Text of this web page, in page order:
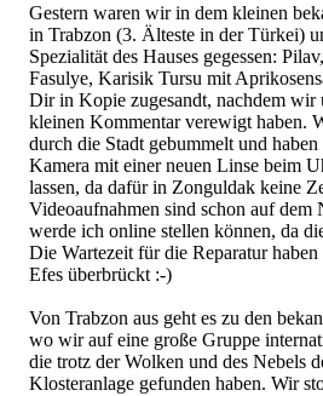
Gestern waren wir in dem kleinen
in Trabzon (3. Älteste in der Türkei)
Spezialität des Hauses gegessen:
Fasulye, Karisik Tursu mit
Dir in Kopie zugesandt, nachdem wir
kleinen Kommentar verewigt haben.
durch die Stadt gebummelt und
Kamera mit einer neuen Linse beim
lassen, da dafür in Zonguldak keine
Videoaufnahmen sind schon auf
werde ich online stellen können, da
Die Wartezeit für die Reparatur
Efes überbrückt :-)
Von Trabzon aus geht es zu den
wo wir auf eine große Gruppe
die trotz der Wolken und des Nebels
Klosteranlage gefunden haben. Wir